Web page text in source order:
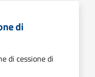
di
di cessione di